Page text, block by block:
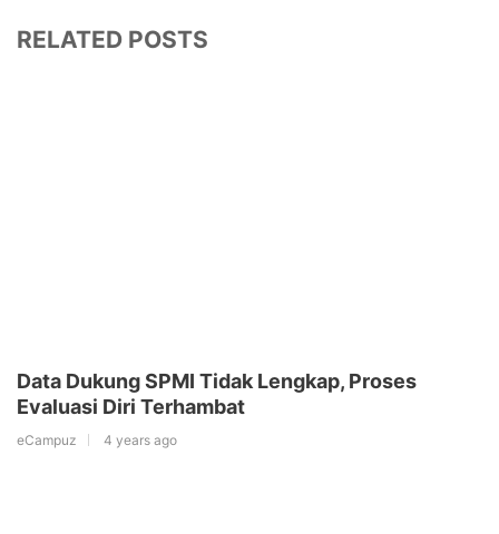
RELATED POSTS
Data Dukung SPMI Tidak Lengkap, Proses
Evaluasi Diri Terhambat
eCampuz 4 years ago